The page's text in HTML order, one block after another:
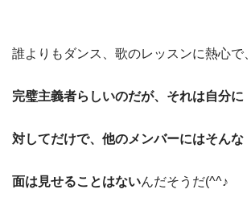
誰よりもダンス、歌のレッスンに熱心で、
完璧主義者らしいのだが、それは自分に
対してだけで、他のメンバーにはそんな
面は見せることはないんだそうだ(^^♪